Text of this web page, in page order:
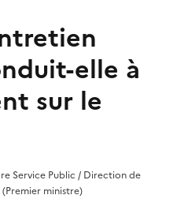
elle à
sur le
Service Public / Direction de
ministre)